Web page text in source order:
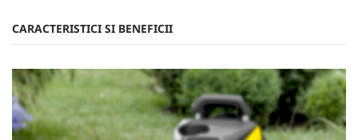
CARACTERISTICI SI BENEFICII